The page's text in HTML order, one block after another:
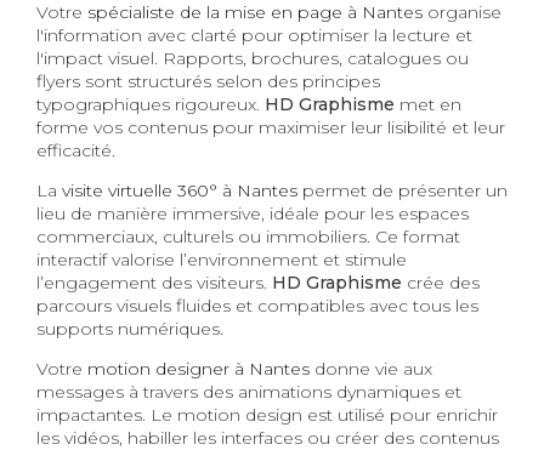
Votre spécialiste de la mise en page à Nantes organise
l'information avec clarté pour optimiser la lecture et
l'impact visuel. Rapports, brochures, catalogues ou
flyers sont structurés selon des principes
typographiques rigoureux. HD Graphisme met en
forme vos contenus pour maximiser leur lisibilité et leur
efficacité.
La visite virtuelle 360° à Nantes permet de présenter un
lieu de manière immersive, idéale pour les espaces
commerciaux, culturels ou immobiliers. Ce format
interactif valorise l’environnement et stimule
l’engagement des visiteurs. HD Graphisme crée des
parcours visuels fluides et compatibles avec tous les
supports numériques.
Votre motion designer à Nantes donne vie aux
messages à travers des animations dynamiques et
impactantes. Le motion design est utilisé pour enrichir
les vidéos, habiller les interfaces ou créer des contenus